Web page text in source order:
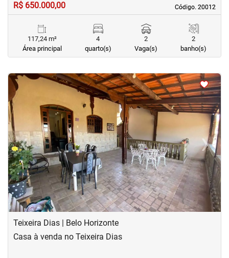
Código. 20012
Código. 20012
R$ 650.000,00
117,24 m²
Área principal
4
quarto(s)
2
Vaga(s)
2
banho(s)
<<<<
‹Previous ›Next
Teixeira Dias | Belo Horizonte
Casa à venda no Teixeira Dias